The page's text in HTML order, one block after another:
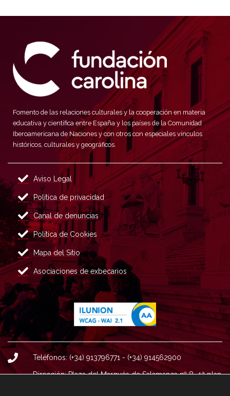
Fomento de las relaciones culturales y la cooperación en materia
educativa y científica entre España y los países de la Comunidad
Iberoamericana de Naciones y con otros con especiales vínculos
históricos, culturales y geográficos.
Aviso Legal
Política de privacidad
Canal de denuncias
Política de Cookies
Mapa del Sitio
Asociaciones de exbecarios
Teléfonos: (+34) 913796771 - (+34) 914562900
Dirección: Plaza del Marqués de Salamanca nº 8, 4ª plan